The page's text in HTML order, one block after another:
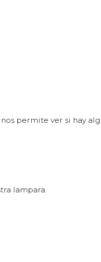
permite ver si hay
lampara.